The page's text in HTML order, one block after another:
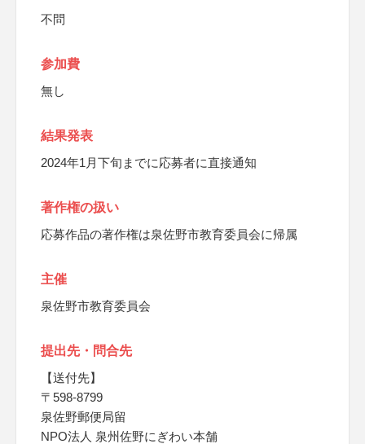
不問
参加費
無し
結果発表
2024年1月下旬までに応募者に直接通知
著作権の扱い
応募作品の著作権は泉佐野市教育委員会に帰属
主催
泉佐野市教育委員会
提出先・問合先
【送付先】
〒598-8799
泉佐野郵便局留
NPO法人 泉州佐野にぎわい本舗